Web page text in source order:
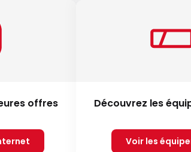
offres
Découvrez les
Voir les